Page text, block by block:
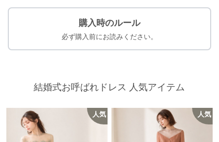
購入時のルール
必ず購入前にお読みください。
結婚式お呼ばれドレス 人気アイテム
人気 人気